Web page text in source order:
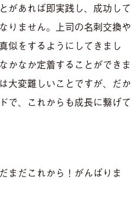
があれば即実践し、成功して
りません。上司の名刺交換や
似をするようにしてきまし
かなか定着することができま
大変難しいことですが、だか
で、これからも成長に繋げて
まだこれから！がんばりま